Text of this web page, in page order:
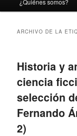
ARCHIVO DE LA
Historia y
ciencia
selección
Fernando
2)